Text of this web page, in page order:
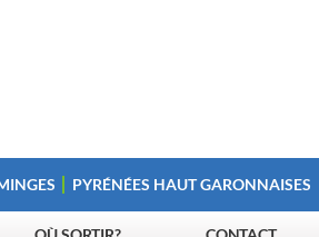
PYRÉNÉES HAUT GARONNAISES